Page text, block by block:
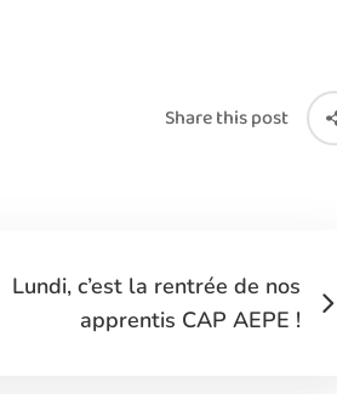
Share this post
Lundi, c’est la rentrée de nos
apprentis CAP AEPE !